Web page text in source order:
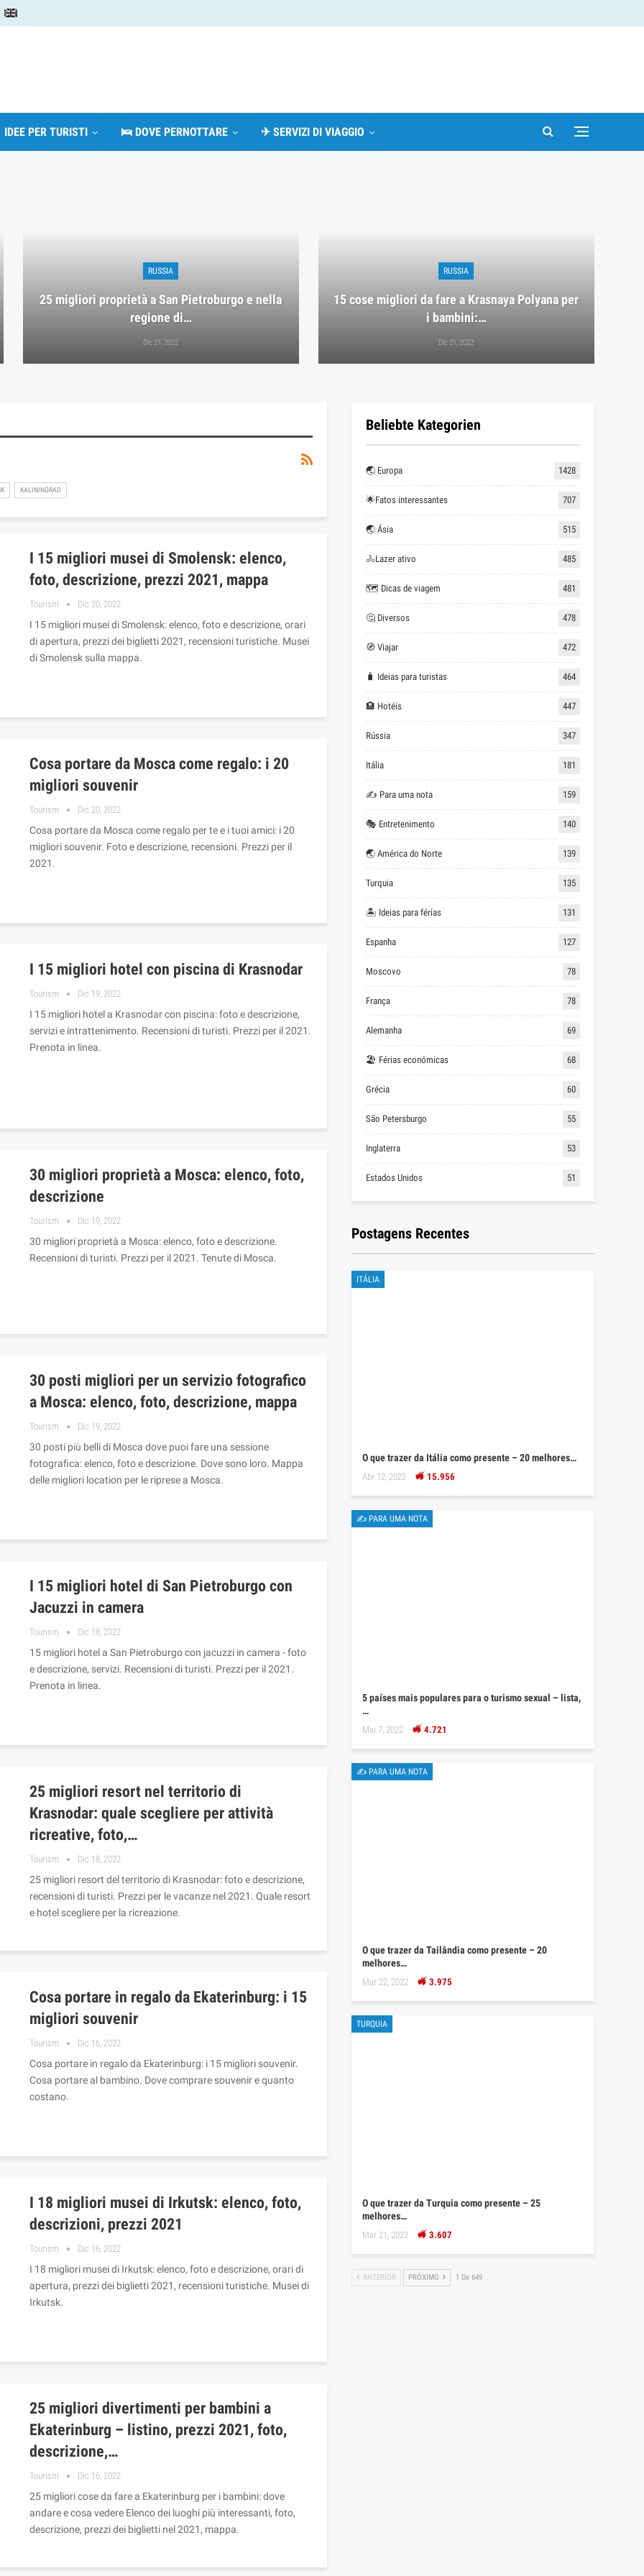
IDEE PER TURISTI 🛌 DOVE PERNOTTARE ✈ SERVIZI DI VIAGGIO
RUSSIA
25 migliori proprietà a San Pietroburgo e nella
regione di…
Dic 21, 2022
RUSSIA
15 cose migliori da fare a Krasnaya Polyana per
i bambini:…
Dic 21, 2022
KALININGRAD
I 15 migliori musei di Smolensk: elenco,
foto, descrizione, prezzi 2021, mappa
Tourism Dic 20, 2022
I 15 migliori musei di Smolensk: elenco, foto e descrizione, orari
di apertura, prezzi dei biglietti 2021, recensioni turistiche. Musei
di Smolensk sulla mappa.
Cosa portare da Mosca come regalo: i 20
migliori souvenir
Tourism Dic 20, 2022
Cosa portare da Mosca come regalo per te e i tuoi amici: i 20
migliori souvenir. Foto e descrizione, recensioni. Prezzi per il
2021.
I 15 migliori hotel con piscina di Krasnodar
Tourism Dic 19, 2022
I 15 migliori hotel a Krasnodar con piscina: foto e descrizione,
servizi e intrattenimento. Recensioni di turisti. Prezzi per il 2021.
Prenota in linea.
30 migliori proprietà a Mosca: elenco, foto,
descrizione
Tourism Dic 19, 2022
30 migliori proprietà a Mosca: elenco, foto e descrizione.
Recensioni di turisti. Prezzi per il 2021. Tenute di Mosca.
30 posti migliori per un servizio fotografico
a Mosca: elenco, foto, descrizione, mappa
Tourism Dic 19, 2022
30 posti più belli di Mosca dove puoi fare una sessione
fotografica: elenco, foto e descrizione. Dove sono loro. Mappa
delle migliori location per le riprese a Mosca.
I 15 migliori hotel di San Pietroburgo con
Jacuzzi in camera
Tourism Dic 18, 2022
15 migliori hotel a San Pietroburgo con jacuzzi in camera - foto
e descrizione, servizi. Recensioni di turisti. Prezzi per il 2021.
Prenota in linea.
25 migliori resort nel territorio di
Krasnodar: quale scegliere per attività
ricreative, foto,…
Tourism Dic 18, 2022
25 migliori resort del territorio di Krasnodar: foto e descrizione,
recensioni di turisti. Prezzi per le vacanze nel 2021. Quale resort
e hotel scegliere per la ricreazione.
Cosa portare in regalo da Ekaterinburg: i 15
migliori souvenir
Tourism Dic 16, 2022
Cosa portare in regalo da Ekaterinburg: i 15 migliori souvenir.
Cosa portare al bambino. Dove comprare souvenir e quanto
costano.
I 18 migliori musei di Irkutsk: elenco, foto,
descrizioni, prezzi 2021
Tourism Dic 16, 2022
I 18 migliori musei di Irkutsk: elenco, foto e descrizione, orari di
apertura, prezzi dei biglietti 2021, recensioni turistiche. Musei di
Irkutsk.
25 migliori divertimenti per bambini a
Ekaterinburg – listino, prezzi 2021, foto,
descrizione,…
Tourism Dic 16, 2022
25 migliori cose da fare a Ekaterinburg per i bambini: dove
andare e cosa vedere Elenco dei luoghi più interessanti, foto,
descrizione, prezzi dei biglietti nel 2021, mappa.
Beliebte Kategorien
🌏 Europa 1428
🌟Fatos interessantes 707
🌏 Ásia 515
🚴Lazer ativo 485
🗺 Dicas de viagem 481
🤔 Diversos 478
🧭 Viajar 472
🧳 Ideias para turistas 464
🏨 Hotéis 447
Rússia 347
Itália 181
✍ Para uma nota 159
🎭 Entretenimento 140
🌏 América do Norte 139
Turquia 135
🏝 Ideias para férias 131
Espanha 127
Moscovo 78
França 78
Alemanha 69
🏖 Férias económicas 68
Grécia 60
São Petersburgo 55
Inglaterra 53
Estados Unidos 51
Postagens Recentes
ITÁLIA
O que trazer da Itália como presente – 20 melhores…
Abr 12, 2022 15.956
✍ PARA UMA NOTA
5 países mais populares para o turismo sexual – lista,
…
Mai 7, 2022 4.721
✍ PARA UMA NOTA
O que trazer da Tailândia como presente – 20
melhores…
Mar 22, 2022 3.975
TURQUIA
O que trazer da Turquia como presente – 25
melhores…
Mar 21, 2022 3.607
ANTERIOR PRÓXIMO 1 De 649